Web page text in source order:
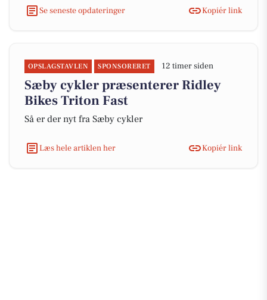
Se seneste opdateringer
Kopiér link
OPSLAGSTAVLEN SPONSORERET 12 timer siden
Sæby cykler præsenterer Ridley
Bikes Triton Fast
Så er der nyt fra Sæby cykler
Læs hele artiklen her Kopiér link